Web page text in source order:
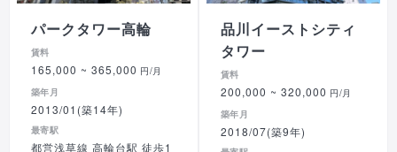
パークタワー高輪
賃料
165,000 ~ 365,000 円/月
築年月
2013/01(築14年)
最寄駅
都営浅草線 高輪台駅 徒歩1
品川イーストシティ
タワー
賃料
200,000 ~ 320,000 円/月
築年月
2018/07(築9年)